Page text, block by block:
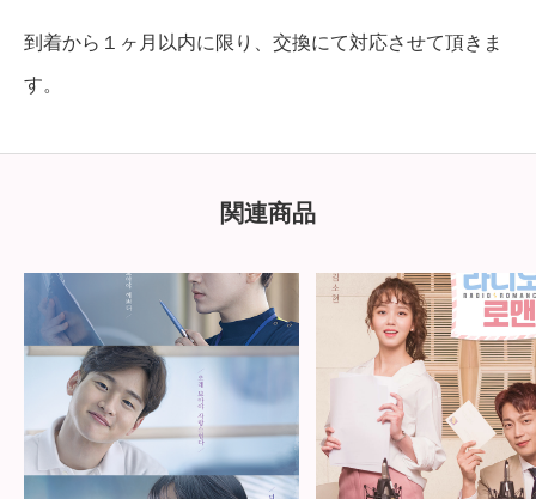
到着から１ヶ月以内に限り、交換にて対応させて頂きま
す。
関連商品